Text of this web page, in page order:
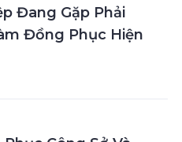
Đang Gặp Phải
Đồng Phục Hiện